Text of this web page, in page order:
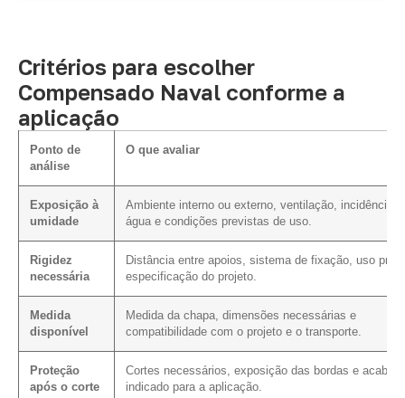
Critérios para escolher
Compensado Naval conforme a
aplicação
Ponto de
análise
O que avaliar
Exposição à
umidade
Ambiente interno ou externo, ventilação, incidência
água e condições previstas de uso.
Rigidez
necessária
Distância entre apoios, sistema de fixação, uso
especificação do projeto.
Medida
disponível
Medida da chapa, dimensões necessárias e
compatibilidade com o projeto e o transporte.
Proteção
após o corte
Cortes necessários, exposição das bordas e
indicado para a aplicação.